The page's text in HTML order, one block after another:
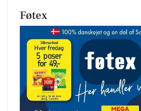
Føtex